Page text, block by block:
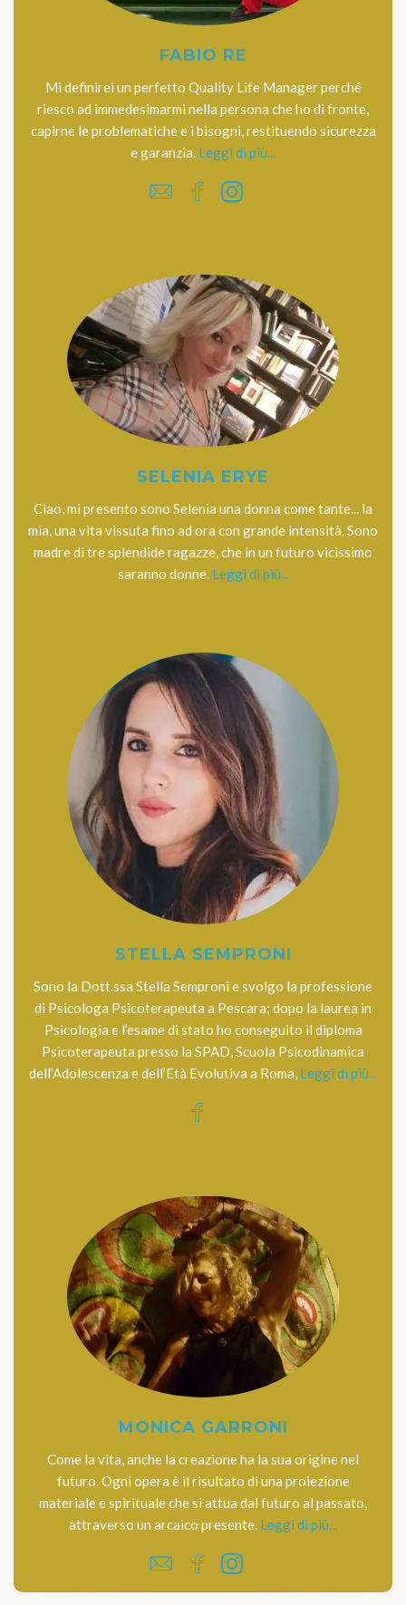
FABIO RE
Mi definirei un perfetto Quality Life Manager perché
riesco ad immedesimarmi nella persona che ho di fronte,
capirne le problematiche e i bisogni, restituendo sicurezza
e garanzia. Leggi di più...
SELENIA ERYE
Ciao, mi presento sono Selenia una donna come tante... la
mia, una vita vissuta fino ad ora con grande intensità. Sono
madre di tre splendide ragazze, che in un futuro vicissimo
saranno donne. Leggi di più...
STELLA SEMPRONI
Sono la Dott.ssa Stella Semproni e svolgo la professione
di Psicologa Psicoterapeuta a Pescara; dopo la laurea in
Psicologia e l’esame di stato ho conseguito il diploma
Psicoterapeuta presso la SPAD, Scuola Psicodinamica
dell’Adolescenza e dell’Età Evolutiva a Roma, Leggi di più...
MONICA GARRONI
Come la vita, anche la creazione ha la sua origine nel
futuro. Ogni opera è il risultato di una proiezione
materiale e spirituale che si attua dal futuro al passato,
attraverso un arcaico presente. Leggi di più...